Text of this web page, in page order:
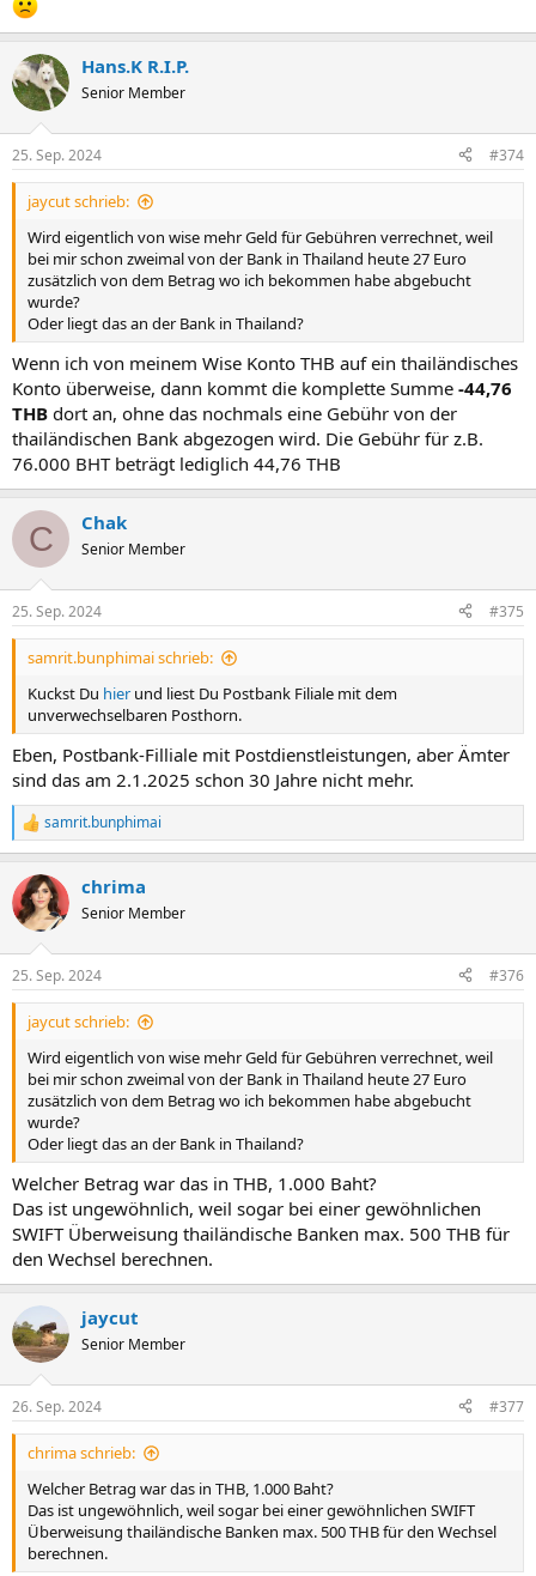
Hans.K R.I.P.
Senior Member
25. Sep. 2024 #374
jaycut schrieb:
Wird eigentlich von wise mehr Geld für Gebühren verrechnet, weil
bei mir schon zweimal von der Bank in Thailand heute 27 Euro
zusätzlich von dem Betrag wo ich bekommen habe abgebucht
wurde?
Oder liegt das an der Bank in Thailand?
Wenn ich von meinem Wise Konto THB auf ein thailändisches
Konto überweise, dann kommt die komplette Summe -44,76
THB dort an, ohne das nochmals eine Gebühr von der
thailändischen Bank abgezogen wird. Die Gebühr für z.B.
76.000 BHT beträgt lediglich 44,76 THB
C Chak
Senior Member
25. Sep. 2024 #375
samrit.bunphimai schrieb:
Kuckst Du hier und liest Du Postbank Filiale mit dem
unverwechselbaren Posthorn.
Eben, Postbank-Filliale mit Postdienstleistungen, aber Ämter
sind das am 2.1.2025 schon 30 Jahre nicht mehr.
R
e
k
t
i
e
n
samrit.bunphimai
chrima
Senior Member
25. Sep. 2024 #376
jaycut schrieb:
Wird eigentlich von wise mehr Geld für Gebühren verrechnet, weil
bei mir schon zweimal von der Bank in Thailand heute 27 Euro
zusätzlich von dem Betrag wo ich bekommen habe abgebucht
wurde?
Oder liegt das an der Bank in Thailand?
Welcher Betrag war das in THB, 1.000 Baht?
Das ist ungewöhnlich, weil sogar bei einer gewöhnlichen
SWIFT Überweisung thailändische Banken max. 500 THB für
den Wechsel berechnen.
jaycut
Senior Member
26. Sep. 2024 #377
chrima schrieb:
Welcher Betrag war das in THB, 1.000 Baht?
Das ist ungewöhnlich, weil sogar bei einer gewöhnlichen SWIFT
Überweisung thailändische Banken max. 500 THB für den Wechsel
berechnen.